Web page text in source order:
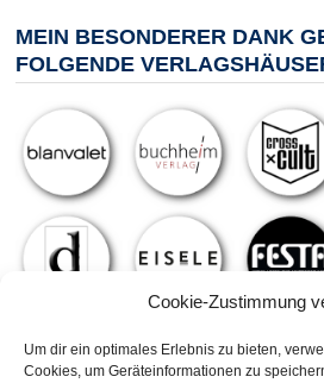
Cookie-Zustimmung
Um dir ein optimales Erlebnis zu bieten,
Cookies, um Geräteinformationen zu
MEIN BESONDERER DANK
FOLGENDE